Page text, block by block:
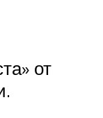
от